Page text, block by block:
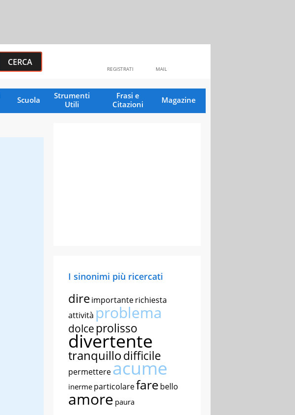
MAIL
REGISTRATI
Scuola
Strumenti
Utili
Frasi e
Citazioni
Magazine
I sinonimi più ricercati
direimportanterichiesta
attività problema
dolce prolisso
divertente
tranquillodifficile
permettereacume
inerme particolarefare bello
amore paura